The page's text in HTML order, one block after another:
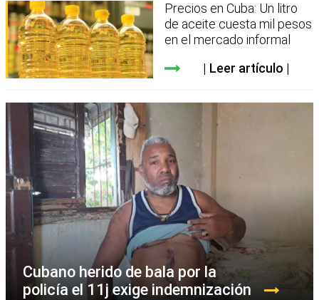
Precios en Cuba: Un litro
de aceite cuesta mil pesos
en el mercado informal
Leer artículo
Cubano herido de bala por la
policía el 11j exige indemnización